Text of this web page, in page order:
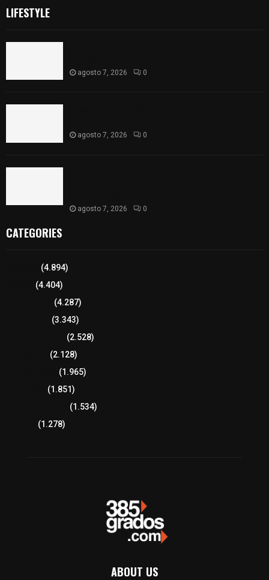
LIFESTYLE
agosto 7, 2026 0
agosto 7, 2026 0
agosto 7, 2026 0
CATEGORIES
(4.894)
(4.404)
(4.287)
(3.343)
(2.528)
(2.128)
(1.965)
(1.851)
(1.534)
(1.278)
ABOUT US